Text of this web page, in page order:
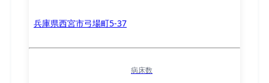
兵庫県西宮市弓場町5-37
病床数